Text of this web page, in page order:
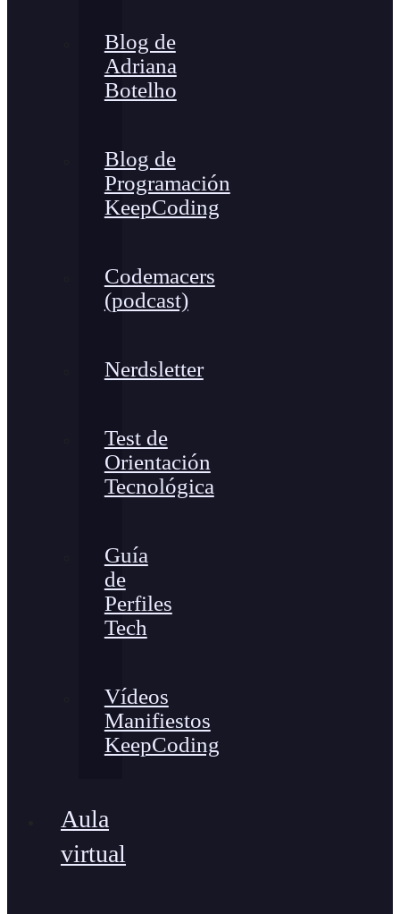
Blog de
Adriana
Botelho
Blog de
Programación
KeepCoding
Codemacers
(podcast)
Nerdsletter
Test de
Orientación
Tecnológica
Guía
de
Perfiles
Tech
Vídeos
Manifiestos
KeepCoding
Aula
virtual